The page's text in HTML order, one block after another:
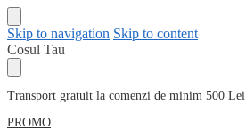
Skip to navigation Skip to content
Cosul Tau
Transport gratuit la comenzi de minim 500 Lei
PROMO